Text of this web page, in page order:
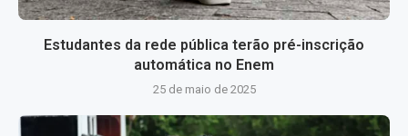
Estudantes da rede pública terão pré-inscrição
automática no Enem
25 de maio de 2025